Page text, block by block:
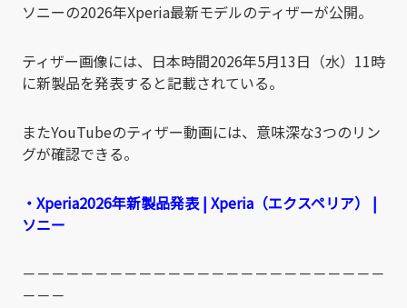
ソニーの2026年Xperia最新モデルのティザーが公開。
ティザー画像には、日本時間2026年5月13日（水）11時
に新製品を発表すると記載されている。
またYouTubeのティザー動画には、意味深な3つのリン
グが確認できる。
・Xperia2026年新製品発表 | Xperia（エクスペリア） |
ソニー
－－－－－－－－－－－－－－－－－－－－－－－－－
－－－